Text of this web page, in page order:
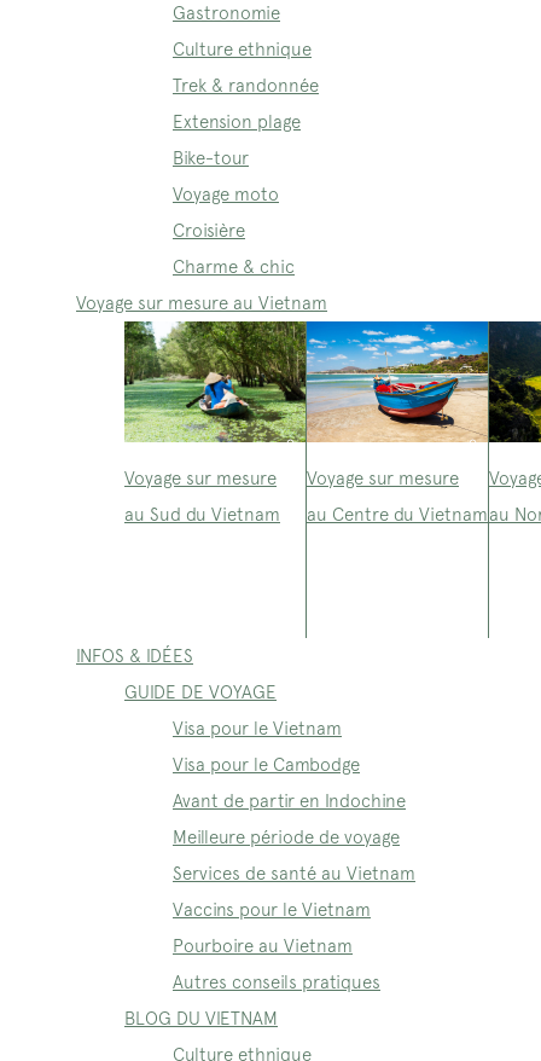
Gastronomie
Culture ethnique
Trek & randonnée
Extension plage
Bike-tour
Voyage moto
Croisière
Charme & chic
Voyage sur mesure au Vietnam
Voyage sur mesure
au Sud du Vietnam
Voyage sur mesure
au Centre du Vietnamau
INFOS & IDÉES
GUIDE DE VOYAGE
Visa pour le Vietnam
Visa pour le Cambodge
Avant de partir en Indochine
Meilleure période de voyage
Services de santé au Vietnam
Vaccins pour le Vietnam
Pourboire au Vietnam
Autres conseils pratiques
BLOG DU VIETNAM
Culture ethnique